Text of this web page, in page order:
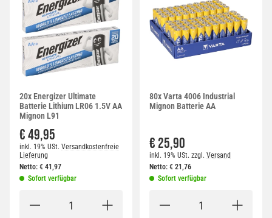
20x Energizer Ultimate
Batterie Lithium LR06 1.5V AA
Mignon L91
€ 49,95
inkl. 19% USt. Versandkostenfreie
Lieferung
Netto: € 41,97
Sofort verfügbar
80x Varta 4006 Industrial
Mignon Batterie AA
€ 25,90
inkl. 19% USt. zzgl. Versand
Netto: € 21,76
Sofort verfügbar